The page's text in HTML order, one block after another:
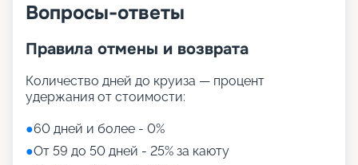
Вопросы-ответы
Правила отмены и возврата
Количество дней до круиза — процент
удержания от стоимости:
●60 дней и более - 0%
●От 59 до 50 дней - 25% за каюту